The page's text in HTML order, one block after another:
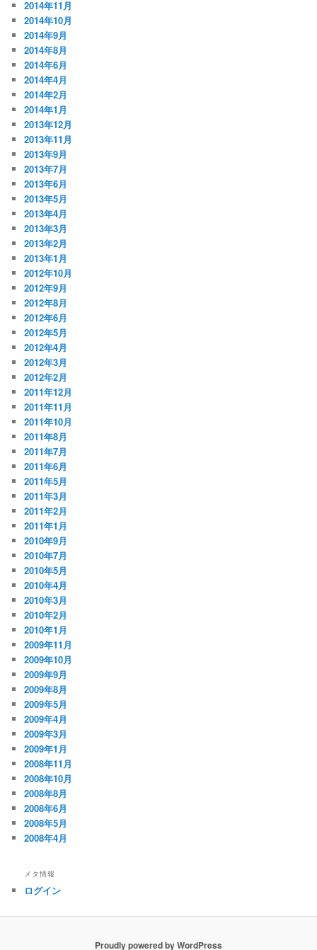
2014年11月
2014年10月
2014年9月
2014年8月
2014年6月
2014年4月
2014年2月
2014年1月
2013年12月
2013年11月
2013年9月
2013年7月
2013年6月
2013年5月
2013年4月
2013年3月
2013年2月
2013年1月
2012年10月
2012年9月
2012年8月
2012年6月
2012年5月
2012年4月
2012年3月
2012年2月
2011年12月
2011年11月
2011年10月
2011年8月
2011年7月
2011年6月
2011年5月
2011年3月
2011年2月
2011年1月
2010年9月
2010年7月
2010年5月
2010年4月
2010年3月
2010年2月
2010年1月
2009年11月
2009年10月
2009年9月
2009年8月
2009年5月
2009年4月
2009年3月
2009年1月
2008年11月
2008年10月
2008年8月
2008年6月
2008年5月
2008年4月
メタ情報
ログイン
Proudly powered by WordPress